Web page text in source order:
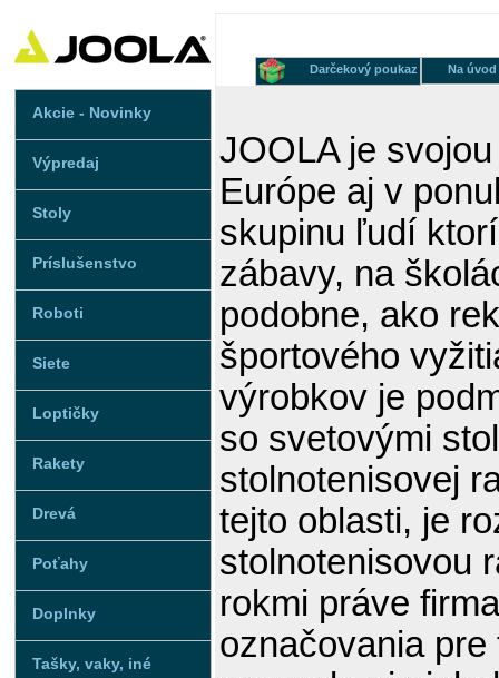
Akcie - Novinky
Výpredaj
Stoly
Príslušenstvo
Roboti
Siete
Loptičky
Rakety
Drevá
Poťahy
Doplnky
Tašky, vaky, iné
Na úvod
Darčekový poukaz
JOOLA je
Európe aj v
skupinu ľudí
zábavy, na
podobne, ako
športového
výrobkov je
so svetovými
stolnotenisovej
tejto oblasti, je
stolnotenisovou
rokmi práve
označovania